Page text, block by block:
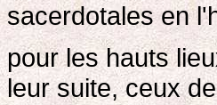
sacerdotales en
pour les hauts
leur suite, ceux